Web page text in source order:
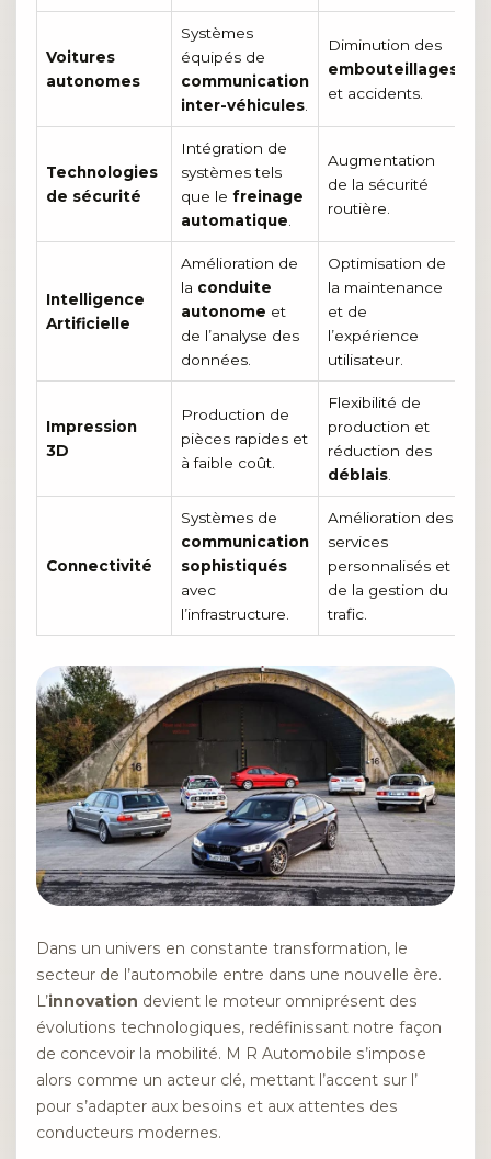
Voitures
autonomes
Systèmes
équipés de
communication
inter-véhicules
Diminution des
embouteillages
et accidents.
Technologies
de sécurité
Intégration de
systèmes tels
que le freinage
automatique
Augmentation
de la sécurité
routière.
Intelligence
Artificielle
Amélioration de
la conduite
autonome et
de l’analyse des
données.
Optimisation de
la maintenance
et de
l’expérience
utilisateur.
Impression
3D
Production de
pièces rapides et
à faible coût.
Flexibilité de
production et
réduction des
déblais
Connectivité
Systèmes de
communication
sophistiqués
avec
l’infrastructure.
Amélioration des
services
personnalisés et
de la gestion du
trafic.
Dans un univers en constante transformation, le
secteur de l’automobile entre dans une nouvelle ère.
L’innovation devient le moteur omniprésent des
évolutions technologiques, redéfinissant notre façon
de concevoir la mobilité. M R Automobile s’impose
alors comme un acteur clé, mettant l’accent sur l’
pour s’adapter aux besoins et aux attentes des
conducteurs modernes.